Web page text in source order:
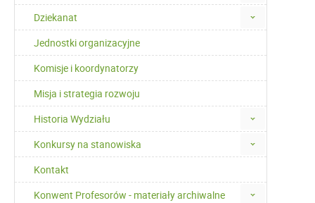
Dziekanat
Jednostki organizacyjne
Komisje i koordynatorzy
Misja i strategia rozwoju
Historia Wydziału
Konkursy na stanowiska
Kontakt
Konwent Profesorów - materiały archiwalne